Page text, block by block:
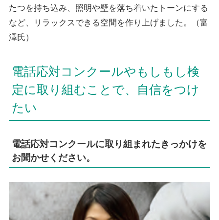
たつを持ち込み、照明や壁を落ち着いたトーンにする
など、リラックスできる空間を作り上げました。（富
澤氏）
電話応対コンクールやもしもし検
定に取り組むことで、自信をつけ
たい
電話応対コンクールに取り組まれたきっかけを
お聞かせください。